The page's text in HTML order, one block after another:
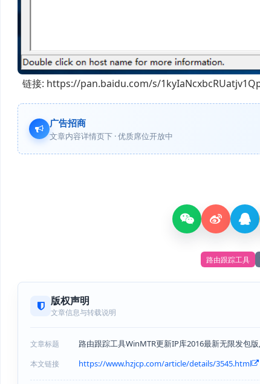
链接: https://pan.baidu.com/s/
广告招商
文章内容详情页下 · 优质席位开放中
路由跟踪工具
版权声明
文章信息与转载说明
文章标题 路由跟踪工具WinMTR更新IP库2016最新无限发包
本文链接 https://www.hzjcp.com/article/details/3545.html